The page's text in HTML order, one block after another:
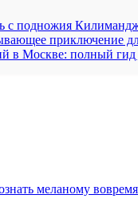
с подножия
приключение
в Москве: полный гид
меланому вовремя